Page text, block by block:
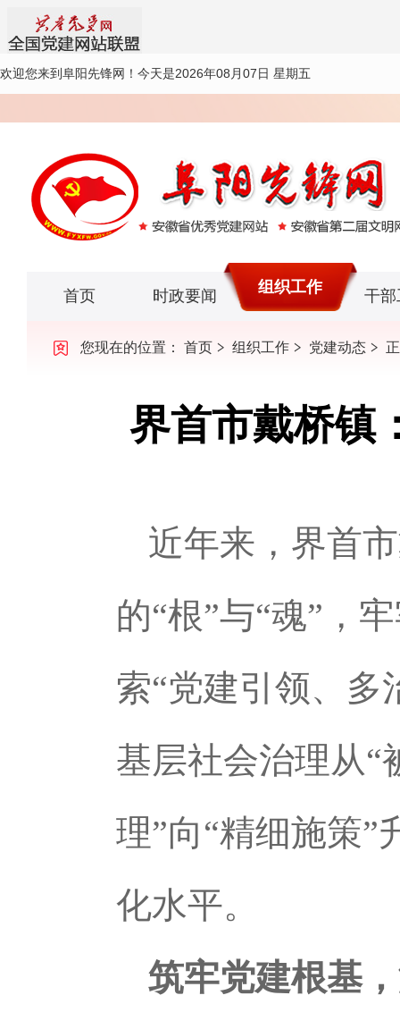
欢迎您来到阜阳先锋网！ 今天是2026年08月07日 星期五
首页 时政要闻 组织工作 干部
您现在的位置： 首页 组织工作 党建动态
界首市戴桥镇
近年来，界首
的“根”与“魂”，
索“党建引领、多
基层社会治理从“
理”向“精细施策
化水平。
筑牢党建根基